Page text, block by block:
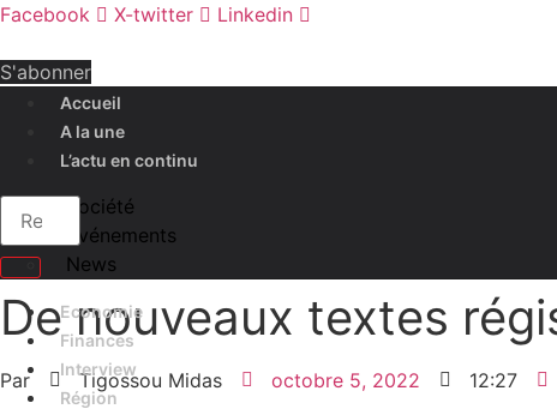
Facebook X-twitter Linkedin
S'abonner
Accueil
A la une
L’actu en continu
Société
Evénements
News
Economie
Finances
Interview
Région
De nouveaux textes
Par Tigossou Midas octobre 5, 2022 12:27